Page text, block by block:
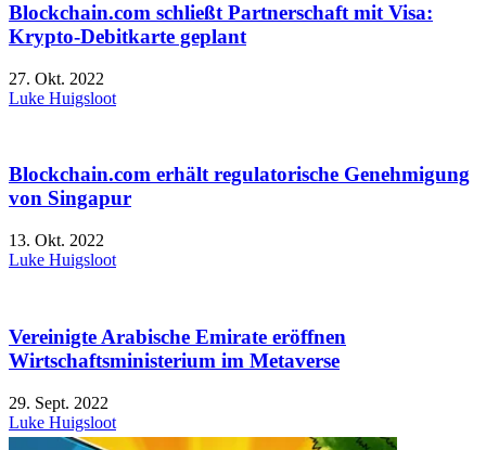
Blockchain.com schließt Partnerschaft mit Visa:
Krypto-Debitkarte geplant
27. Okt. 2022
Luke Huigsloot
Blockchain.com erhält regulatorische Genehmigung
von Singapur
13. Okt. 2022
Luke Huigsloot
Vereinigte Arabische Emirate eröffnen
Wirtschaftsministerium im Metaverse
29. Sept. 2022
Luke Huigsloot